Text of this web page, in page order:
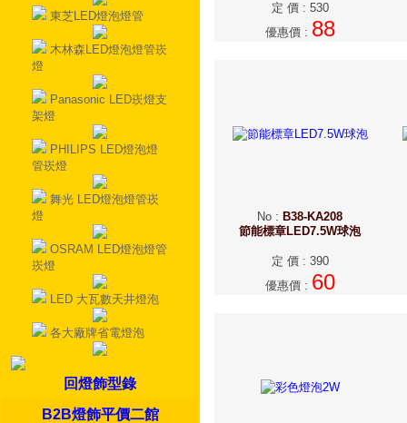
東芝LED燈泡燈管
木林森LED燈泡燈管崁
燈
Panasonic LED崁燈支
架燈
PHILIPS LED燈泡燈
管崁燈
舞光 LED燈泡燈管崁
燈
OSRAM LED燈泡燈管
崁燈
LED 大瓦數天井燈泡
各大廠牌省電燈泡
回燈飾型錄
B2B燈飾平價二館
定 價: 530
優惠價: 88
No : B38-KA208
節能標章LED7.5W球泡
定 價: 390
優惠價: 60